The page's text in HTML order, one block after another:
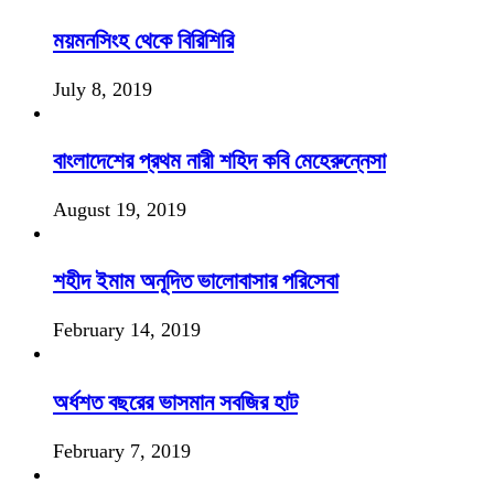
ময়মনসিংহ থেকে বিরিশিরি
July 8, 2019
বাংলাদেশের প্রথম নারী শহিদ কবি মেহেরুন্নেসা
August 19, 2019
শহীদ ইমাম অনূদিত ভালোবাসার পরিসেবা
February 14, 2019
অর্ধশত বছরের ভাসমান সবজির হাট
February 7, 2019